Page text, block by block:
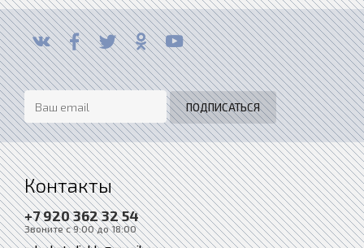
Контакты
+7 920 362 32 54
Звоните с 9:00 до 18:00